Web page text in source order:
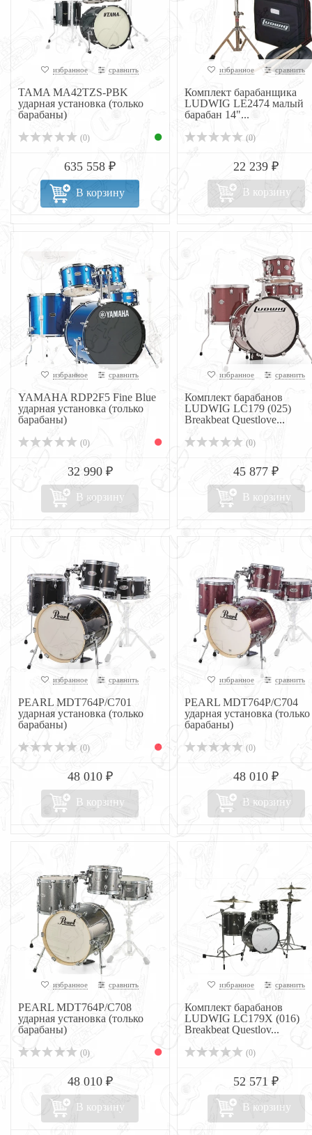
избранное сравнить
TAMA MA42TZS-PBK
ударная установка (только
барабаны)
(0)
635 558 ₽
В корзину
избранное сравнить
Комплект барабанщика
LUDWIG LE2474 малый
барабан 14"...
(0)
22 239 ₽
В корзину
избранное сравнить
YAMAHA RDP2F5 Fine Blue
ударная установка (только
барабаны)
(0)
32 990 ₽
В корзину
избранное сравнить
Комплект барабанов
LUDWIG LC179 (025)
Breakbeat Questlove...
(0)
45 877 ₽
В корзину
избранное сравнить
PEARL MDT764P/C701
ударная установка (только
барабаны)
(0)
48 010 ₽
В корзину
избранное сравнить
PEARL MDT764P/C704
ударная установка (только
барабаны)
(0)
48 010 ₽
В корзину
избранное сравнить
PEARL MDT764P/C708
ударная установка (только
барабаны)
(0)
48 010 ₽
В корзину
избранное сравнить
Комплект барабанов
LUDWIG LC179X (016)
Breakbeat Questlov...
(0)
52 571 ₽
В корзину